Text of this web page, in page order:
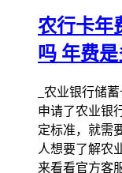
农行卡年
吗 年费是
_农业银行储
申请了农业银
定标准，就需
人想要了解农
来看看官方客